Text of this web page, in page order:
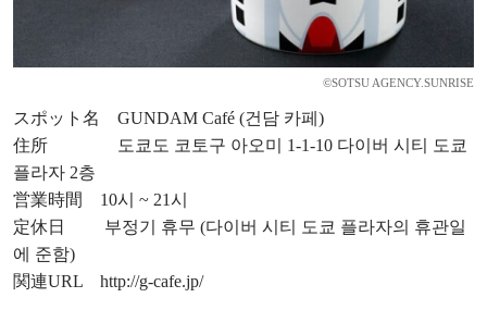
©SOTSU AGENCY.SUNRISE
スポット名 GUNDAM Café (건담 카페)
住所 도쿄도 코토구 아오미 1-1-10 다이버 시티 도쿄
플라자 2층
営業時間 10시 ~ 21시
定休日 부정기 휴무 (다이버 시티 도쿄 플라자의 휴관일
에 준함)
関連URL http://g-cafe.jp/